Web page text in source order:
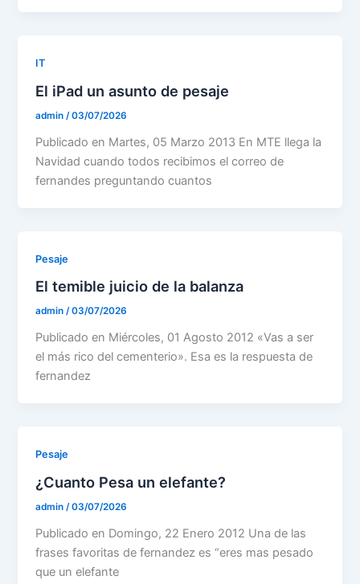
IT
El iPad un asunto de pesaje
admin/03/07/2026
Publicado en Martes, 05 Marzo 2013 En MTE llega la
Navidad cuando todos recibimos el correo de
fernandes preguntando cuantos
Pesaje
El temible juicio de la balanza
admin/03/07/2026
Publicado en Miércoles, 01 Agosto 2012 «Vas a ser
el más rico del cementerio». Esa es la respuesta de
fernandez
Pesaje
¿Cuanto Pesa un elefante?
admin /03/07/2026
Publicado en Domingo, 22 Enero 2012 Una de las
frases favoritas de fernandez es “eres mas pesado
que un elefante